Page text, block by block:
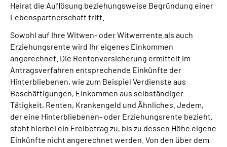
Heirat die Auflösung beziehungsweise Begründung einer
Lebenspartnerschaft tritt.
Sowohl auf Ihre Witwen- oder Witwerrente als auch
Erziehungsrente wird Ihr eigenes Einkommen
angerechnet. Die Rentenversicherung ermittelt im
Antragsverfahren entsprechende Einkünfte der
Hinterbliebenen, wie zum Beispiel Verdienste aus
Beschäftigungen, Einkommen aus selbständiger
Tätigkeit, Renten, Krankengeld und Ähnliches. Jedem,
der eine Hinterbliebenen- oder Erziehungsrente bezieht,
steht hierbei ein Freibetrag zu, bis zu dessen Höhe eigene
Einkünfte nicht angerechnet werden. Von den über dem